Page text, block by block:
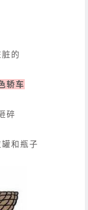
的
轿车
碎
和瓶子